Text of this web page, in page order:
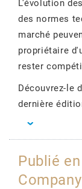
L'évolution
des normes
marché
propriétaire
rester
Découvrez-le
dernière
Publié